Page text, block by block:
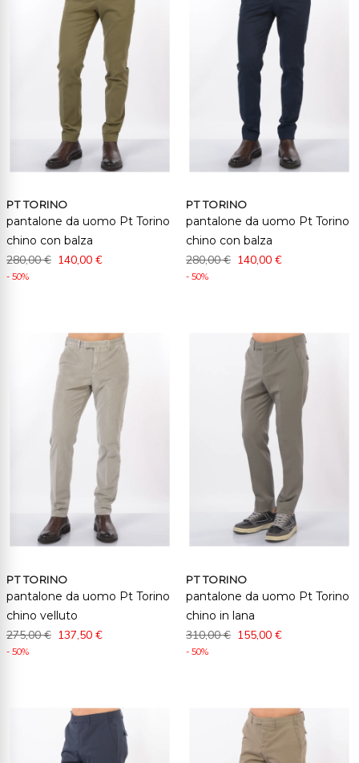
PT TORINO
pantalone da uomo Pt Torino
chino con balza
280,00 € 140,00 €
- 50%
PT TORINO
pantalone da uomo Pt Torino
chino con balza
280,00 € 140,00 €
- 50%
PT TORINO
pantalone da uomo Pt Torino
chino velluto
275,00 € 137,50 €
- 50%
PT TORINO
pantalone da uomo Pt Torino
chino in lana
310,00 € 155,00 €
- 50%